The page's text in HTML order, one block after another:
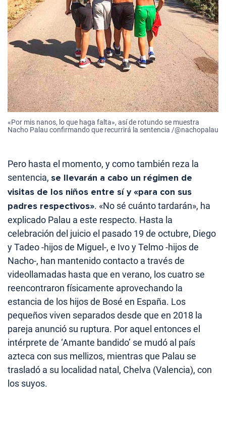
«Por mis nanos, lo que haga falta», así de rotundo se muestra
Nacho Palau confirmando que recurrirá la sentencia /@nachopalau
Pero hasta el momento, y como también reza la
sentencia, se llevarán a cabo un régimen de
visitas de los niños entre sí y «para con sus
padres respectivos». «No sé cuánto tardarán», ha
explicado Palau a este respecto. Hasta la
celebración del juicio el pasado 19 de octubre, Diego
y Tadeo -hijos de Miguel-, e Ivo y Telmo -hijos de
Nacho-, han mantenido contacto a través de
videollamadas hasta que en verano, los cuatro se
reencontraron físicamente aprovechando la
estancia de los hijos de Bosé en España. Los
pequeños viven separados desde que en 2018 la
pareja anunció su ruptura. Por aquel entonces el
intérprete de ‘Amante bandido’ se mudó al país
azteca con sus mellizos, mientras que Palau se
trasladó a su localidad natal, Chelva (Valencia), con
los suyos.